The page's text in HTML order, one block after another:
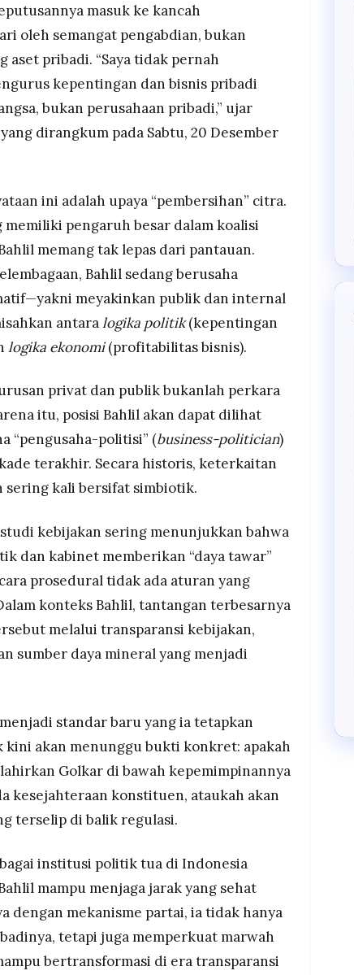
masuk ke kancah
oleh semangat pengabdian, bukan
pribadi. “Saya tidak pernah
kepentingan dan bisnis pribadi
bukan perusahaan pribadi,” ujar
dirangkum pada Sabtu, 20 Desember
ini adalah upaya “pembersihan” citra.
memiliki pengaruh besar dalam koalisi
memang tak lepas dari pantauan.
Bahlil sedang berusaha
meyakinkan publik dan internal
antaralogika politik(kepentingan
logika ekonomi(profitabilitas bisnis).
privat dan publik bukanlah perkara
itu, posisi Bahlil akan dapat dilihat
“pengusaha-politisi” (business-politician)
terakhir. Secara historis, keterkaitan
sering kali bersifat simbiotik.
kebijakan sering menunjukkan bahwa
dan kabinet memberikan “daya tawar”
prosedural tidak ada aturan yang
konteks Bahlil, tantangan terbesarnya
melalui transparansi kebijakan,
sumber daya mineral yang menjadi
standar baru yang ia tetapkan
akan menunggu bukti konkret: apakah
Golkar di bawah kepemimpinannya
kesejahteraan konstituen, ataukah akan
terselip di balik regulasi.
institusi politik tua di Indonesia
mampu menjaga jarak yang sehat
dengan mekanisme partai, ia tidak hanya
tetapi juga memperkuat marwah
bertransformasi di era transparansi